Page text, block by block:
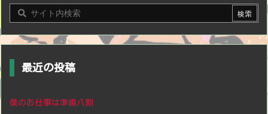
最近の投稿
僕のお仕事は準備八割